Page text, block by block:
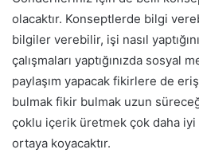
olacaktır. Konseptlerde bilgi
bilgiler verebilir, işi nasıl
çalışmaları yaptığınızda sosyal
paylaşım yapacak fikirlere de
bulmak fikir bulmak uzun
çoklu içerik üretmek çok daha
ortaya koyacaktır.